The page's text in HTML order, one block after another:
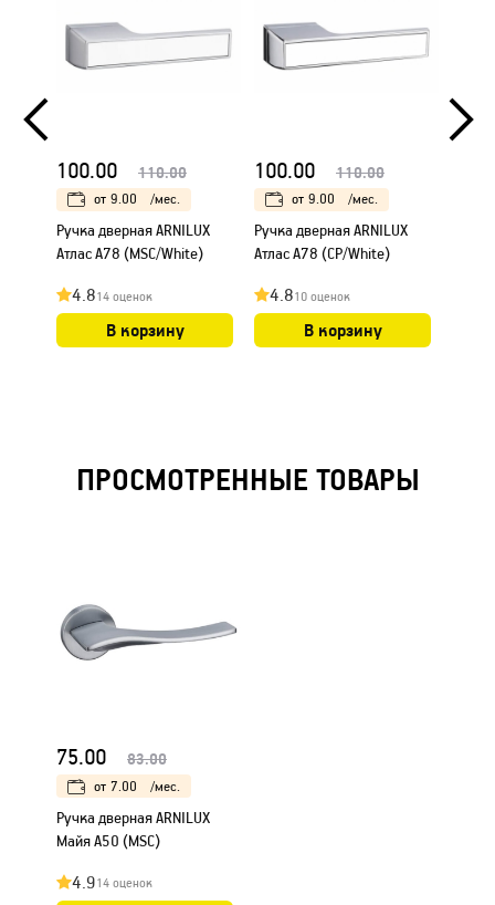
100.00 110.00
от 9.00 /мес.
Ручка дверная ARNILUX
Атлас A78 (MSC/White)
4.814 оценок
В корзину
100.00 110.00
от 9.00 /мес.
Ручка дверная ARNILUX
Атлас A78 (CP/White)
4.810 оценок
В корзину
ПРОСМОТРЕННЫЕ ТОВАРЫ
75.00 83.00
от 7.00 /мес.
Ручка дверная ARNILUX
Майя A50 (MSC)
4.914 оценок